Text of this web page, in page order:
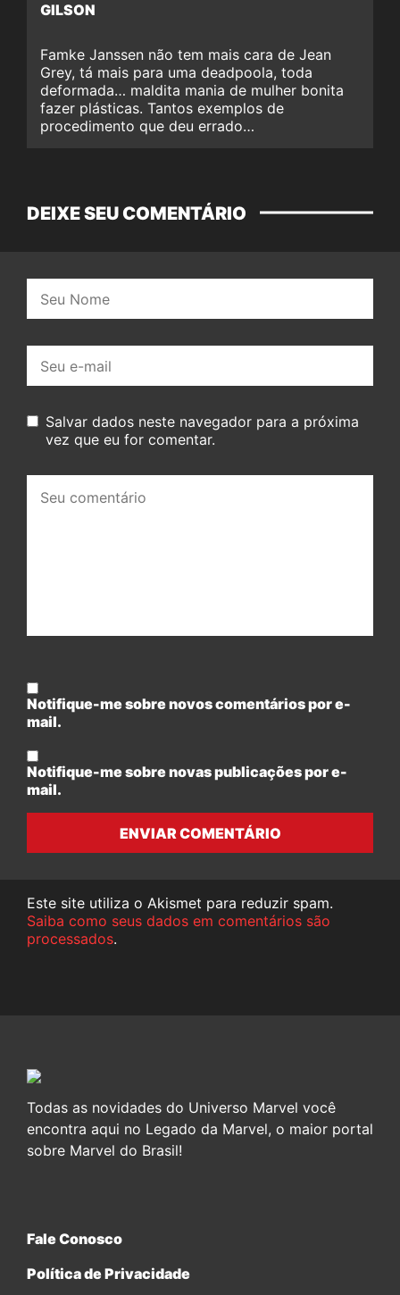
GILSON
Famke Janssen não tem mais cara de Jean
Grey, tá mais para uma deadpoola, toda
deformada… maldita mania de mulher bonita
fazer plásticas. Tantos exemplos de
procedimento que deu errado…
DEIXE SEU COMENTÁRIO
mail:
Salvar dados neste navegador para a próxima
vez que eu for comentar.
comentário:
Notifique-me sobre novos comentários por e-
mail.
Notifique-me sobre novas publicações por e-
mail.
ENVIAR COMENTÁRIO
Este site utiliza o Akismet para reduzir spam.
Saiba como seus dados em comentários são
processados.
Todas as novidades do Universo Marvel você
encontra aqui no Legado da Marvel, o maior portal
sobre Marvel do Brasil!
Fale Conosco
Política de Privacidade